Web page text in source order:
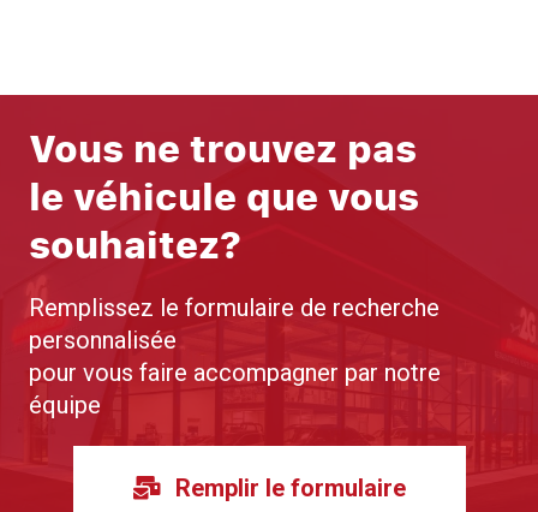
Vous ne trouvez pas
le véhicule que vous
souhaitez?
Remplissez le formulaire de recherche
personnalisée
pour vous faire accompagner par notre
équipe
Remplir le formulaire